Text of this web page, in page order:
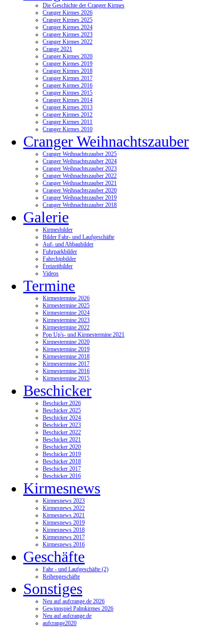
Die Geschichte der Cranger Kirmes
Cranger Kirmes 2026
Cranger Kirmes 2025
Cranger Kirmes 2024
Cranger Kirmes 2023
Cranger Kirmes 2022
Crange 2021
Cranger Kirmes 2020
Cranger Kirmes 2019
Cranger Kirmes 2018
Cranger Kirmes 2017
Cranger Kirmes 2016
Cranger Kirmes 2015
Cranger Kirmes 2014
Cranger Kirmes 2013
Cranger Kirmes 2012
Cranger Kirmes 2011
Cranger Kirmes 2010
Cranger Weihnachtszauber
Cranger Weihnachtszauber 2025
Cranger Weihnachtszauber 2024
Cranger Weihnachtszauber 2023
Cranger Weihnachtszauber 2022
Cranger Weihnachtszauber 2021
Cranger Weihnachtszauber 2020
Cranger Weihnachtszauber 2019
Cranger Weihnachtszauber 2018
Galerie
Kirmesbilder
Bilder Fahr- und Laufgeschäfte
Auf- und Abbaubilder
Fuhrparkbilder
Fahrchipbilder
Freizeitbilder
Videos
Termine
Kirmestermine 2026
Kirmestermine 2025
Kirmestermine 2024
Kirmestermine 2023
Kirmestermine 2022
Pop Up's- und Kirmestermine 2021
Kirmestermine 2020
Kirmestermine 2019
Kirmestermine 2018
Kirmestermine 2017
Kirmestermine 2016
Kirmestermine 2015
Beschicker
Beschicker 2026
Beschicker 2025
Beschicker 2024
Beschicker 2023
Beschicker 2022
Beschicker 2021
Beschicker 2020
Beschicker 2019
Beschicker 2018
Beschicker 2017
Beschicker 2016
Kirmesnews
Kirmesnews 2023
Kirmesnews 2022
Kirmesnews 2021
Kirmesnews 2019
Kirmesnews 2018
Kirmesnews 2017
Kirmesnews 2016
Geschäfte
Fahr - und Laufgeschäfte (2)
Reihengeschäfte
Sonstiges
Neu auf aufcrange.de 2026
Gewinnspiel Palmkirmes 2026
Neu auf aufcrange.de
aufcrange2020